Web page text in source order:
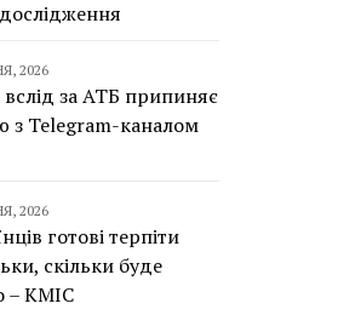
2026
за АТБ припиняє
з Telegram-каналом
2026
готові терпіти
скільки буде
– КМІС